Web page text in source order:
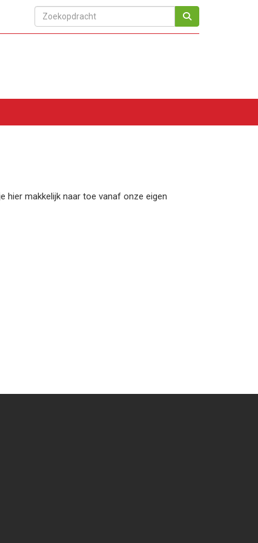
hier makkelijk naar toe vanaf onze eigen